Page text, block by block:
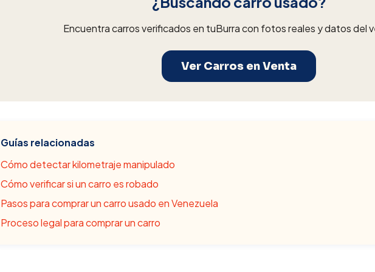
Encuentra carros verificados en tuBurra con fotos reales y datos del
Ver Carros en Venta
Guías relacionadas
Cómo detectar kilometraje manipulado
Cómo verificar si un carro es robado
Pasos para comprar un carro usado en Venezuela
Proceso legal para comprar un carro